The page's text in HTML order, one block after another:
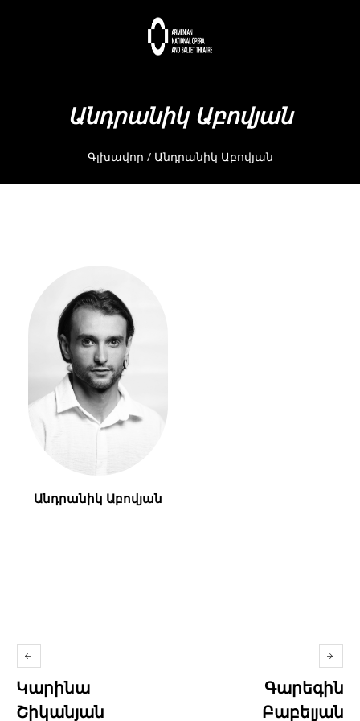
Անդրանիկ Աբովյան
Գլխավոր / Անդրանիկ Աբովյան
Անդրանիկ Աբովյան
Կարինա
Շիկանյան
Գարեգին
Բաբելյան